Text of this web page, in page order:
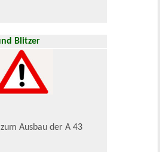
Blitzer
Ausbau der A 43